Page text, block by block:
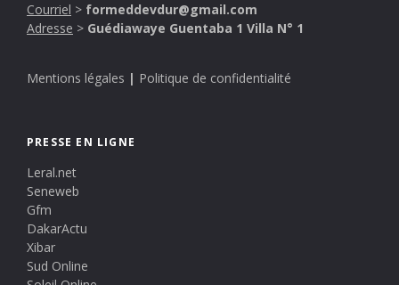
Courriel > formeddevdur@gmail.com
Adresse > Guédiawaye Guentaba 1 Villa N° 1
Mentions légales | Politique de confidentialité
PRESSE EN LIGNE
Leral.net
Seneweb
Gfm
DakarActu
Xibar
Sud Online